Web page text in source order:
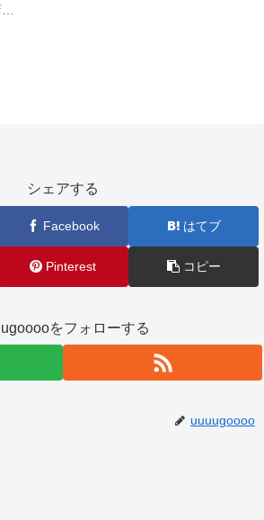
シェアする
Facebook はてブ
Pinterest コピー
をフォローする
uuuugoooo